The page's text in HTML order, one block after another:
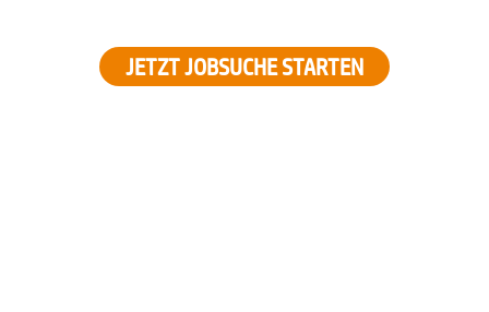
JETZT JOBSUCHE STARTEN